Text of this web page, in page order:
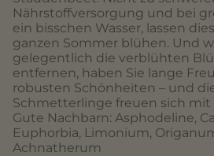
Nährstoffversorgung und bei
ein bisschen Wasser, lassen
ganzen Sommer blühen. Und
gelegentlich die verblühten
entfernen, haben Sie lange
robusten Schönheiten – und
Schmetterlinge freuen sich mit
Gute Nachbarn: Asphodeline,
Euphorbia, Limonium,
Achnatherum